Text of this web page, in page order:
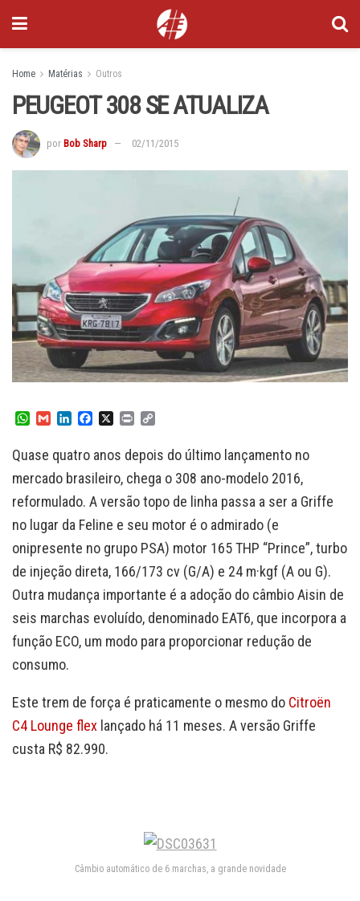
Home Matérias Outros
PEUGEOT 308 SE ATUALIZA
por Bob Sharp 02/11/2015
W
t
s
p
p
l
n
k
e
I
n
e
b
o
k
n
t
p
y
L
n
k
Quase quatro anos depois do último lançamento no
mercado brasileiro, chega o 308 ano-modelo 2016,
reformulado. A versão topo de linha passa a ser a Griffe
no lugar da Feline e seu motor é o admirado (e
onipresente no grupo PSA) motor 165 THP “Prince”, turbo
de injeção direta, 166/173 cv (G/A) e 24 m·kgf (A ou G).
Outra mudança importante é a adoção do câmbio Aisin de
seis marchas evoluído, denominado EAT6, que incorpora a
função ECO, um modo para proporcionar redução de
consumo.
Este trem de força é praticamente o mesmo do Citroën
C4 Lounge flex lançado há 11 meses. A versão Griffe
custa R$ 82.990.
Câmbio automático de 6 marchas, a grande novidade